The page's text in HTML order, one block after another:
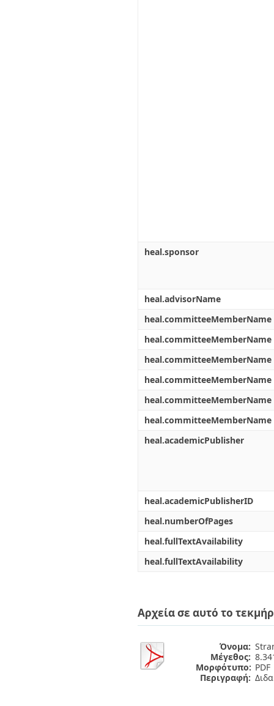
heal.sponsor
heal.advisorName
heal.committeeMemberName
heal.committeeMemberName
heal.committeeMemberName
heal.committeeMemberName
heal.committeeMemberName
heal.committeeMemberName
heal.academicPublisher
heal.academicPublisherID
heal.numberOfPages
heal.fullTextAvailability
heal.fullTextAvailability
Αρχεία σε αυτό το
Όνομα:
Μέγεθος:
Μορφότυπο: PDF
Περιγραφή: